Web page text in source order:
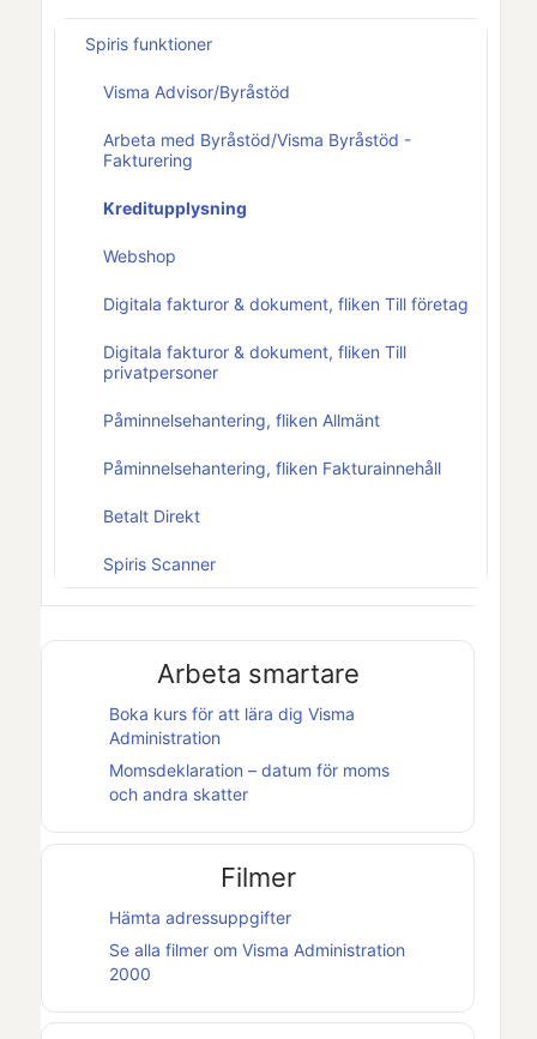
Spiris funktioner
Visma Advisor/Byråstöd
Arbeta med Byråstöd/Visma Byråstöd -
Fakturering
Kreditupplysning
Webshop
Digitala fakturor & dokument, fliken Till företag
Digitala fakturor & dokument, fliken Till
privatpersoner
Påminnelsehantering, fliken Allmänt
Påminnelsehantering, fliken Fakturainnehåll
Betalt Direkt
Spiris Scanner
Arbeta smartare
Boka kurs för att lära dig Visma
Administration
Momsdeklaration – datum för moms
och andra skatter
Filmer
Hämta adressuppgifter
Se alla filmer om Visma Administration
2000